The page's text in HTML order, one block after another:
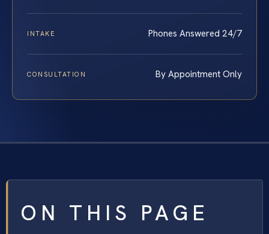
INTAKE Phones Answered 24/7
CONSULTATION By Appointment Only
ON THIS PAGE